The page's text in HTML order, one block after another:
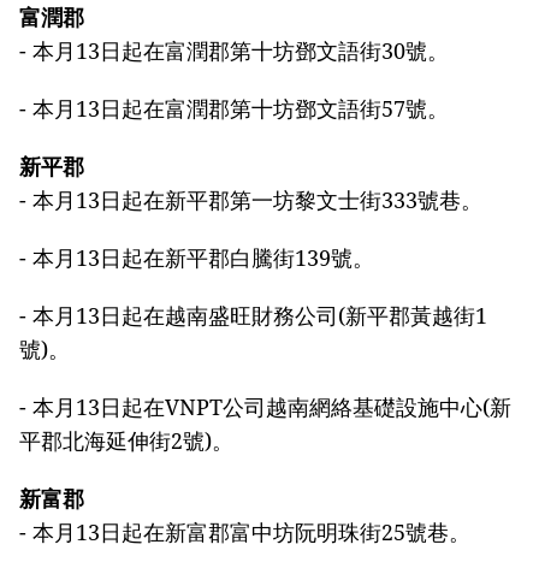
富潤郡
- 本月13日起在富潤郡第十坊鄧文語街30號。
- 本月13日起在富潤郡第十坊鄧文語街57號。
新平郡
- 本月13日起在新平郡第一坊黎文士街333號巷。
- 本月13日起在新平郡白騰街139號。
- 本月13日起在越南盛旺財務公司(新平郡黃越街1
號)。
- 本月13日起在VNPT公司越南網絡基礎設施中心(新
平郡北海延伸街2號)。
新富郡
- 本月13日起在新富郡富中坊阮明珠街25號巷。